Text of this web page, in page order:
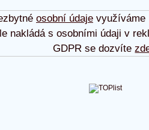
osobní údajevyužíváme
nakládá s osobními údaji v
GDPR se dozvíte